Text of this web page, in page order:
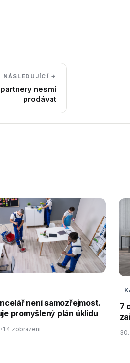
NÁSLEDUJÍCÍ →
nesmí
prodávat
není samozřejmost.
promyšlený plán úklidu
14 zobrazení
7
30.